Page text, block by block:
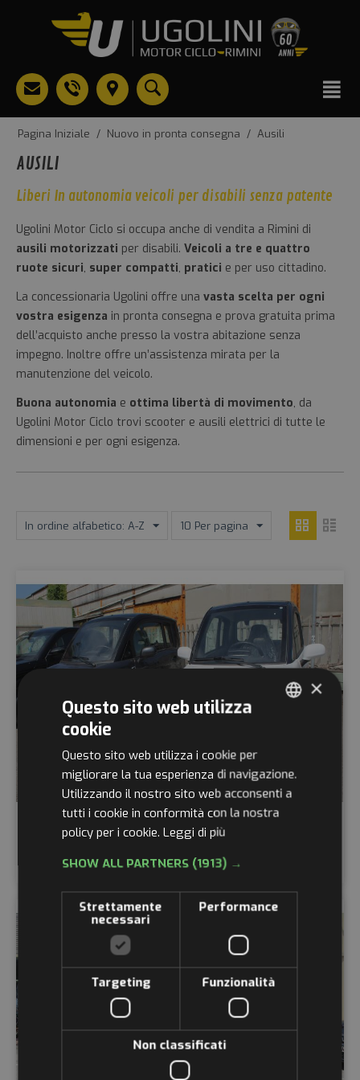
Pagina Iniziale / Nuovo in pronta consegna / Ausili
AUSILI
Liberi In autonomia veicoli per disabili senza patente
Ugolini Motor Ciclo si occupa anche di vendita a Rimini di
ausili motorizzati per disabili. Veicoli a tre e quattro
ruote sicuri, super compatti, pratici e per uso cittadino.
La concessionaria Ugolini offre una vasta scelta per ogni
vostra esigenza in pronta consegna e prova gratuita prima
dell’acquisto anche presso la vostra abitazione senza
impegno. Inoltre offre un’assistenza mirata per la
manutenzione del veicolo.
Buona autonomia e ottima libertà di movimento, da
Ugolini Motor Ciclo trovi scooter e ausili elettrici di tutte le
dimensioni e per ogni esigenza.
In ordine alfabetico: A-Z 10 Per pagina
CASALINI AUSILIO MEDICO SENZA PATENTE
12.150,00
GERMAN
×
Questo sito web utilizza
cookie
Questo sito web utilizza i cookie per
migliorare la tua esperienza di navigazione.
Utilizzando il nostro sito web acconsenti a
tutti i cookie in conformità con la nostra
policy per i cookie. Leggi di più
SHOW ALL PARTNERS (1913) →
Strettamente
necessari
Performance
Targeting Funzionalità
Non classificati